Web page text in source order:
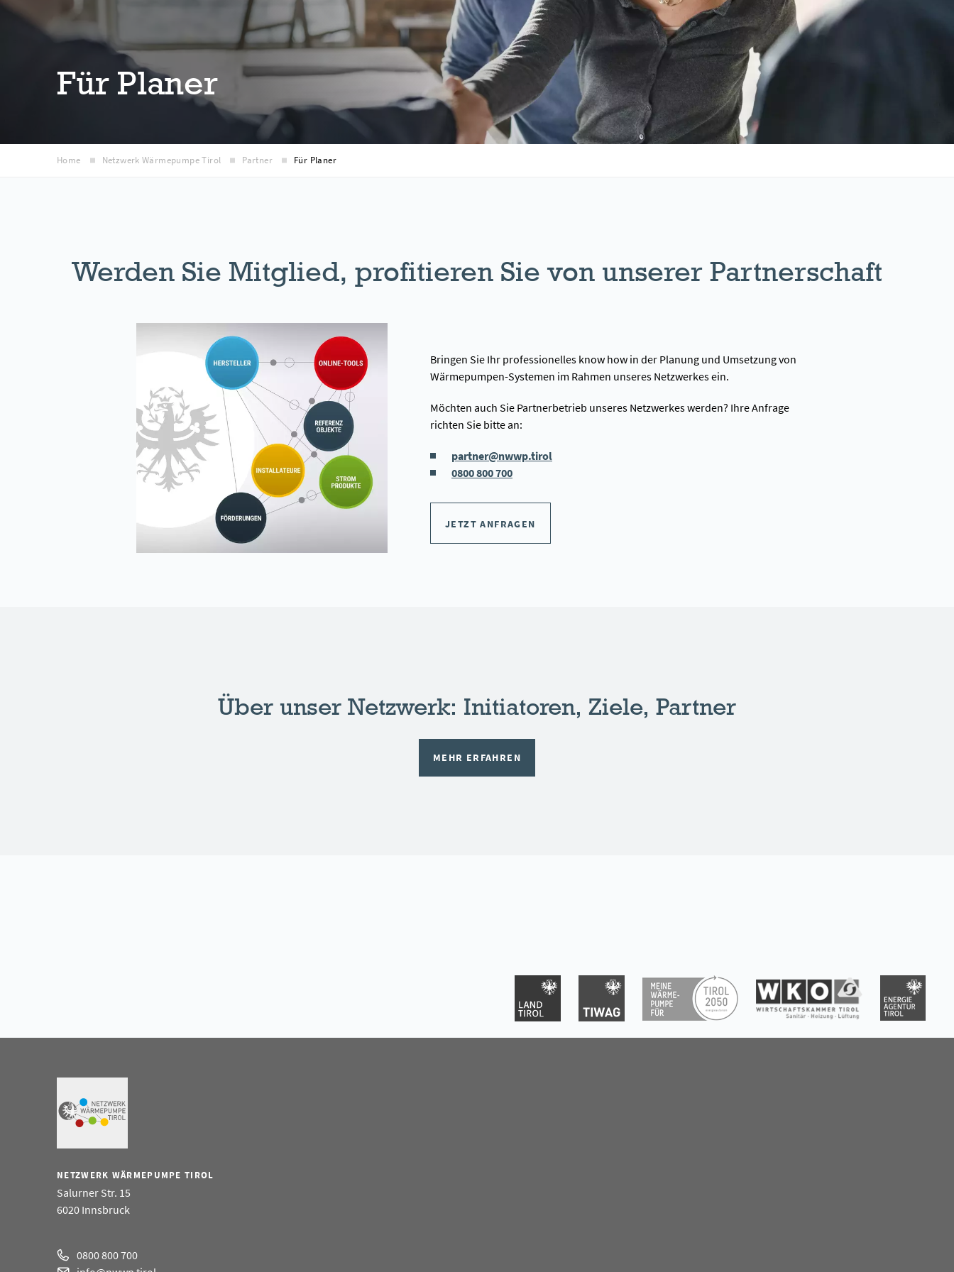
Für Planer
Home Netzwerk Wärmepumpe Tirol Partner Für Planer
Werden Sie Mitglied, profitieren Sie von unserer Partnerschaft
Bringen Sie Ihr professionelles know how in der Planung und Umsetzung von
Wärmepumpen-Systemen im Rahmen unseres Netzwerkes ein.
Möchten auch Sie Partnerbetrieb unseres Netzwerkes werden? Ihre Anfrage
richten Sie bitte an:
partner@nwwp.tirol
0800 800 700
JETZT ANFRAGEN
Über unser Netzwerk: Initiatoren, Ziele, Partner
MEHR ERFAHREN
NETZWERK WÄRMEPUMPE TIROL
Salurner Str. 15
6020 Innsbruck
0800 800 700